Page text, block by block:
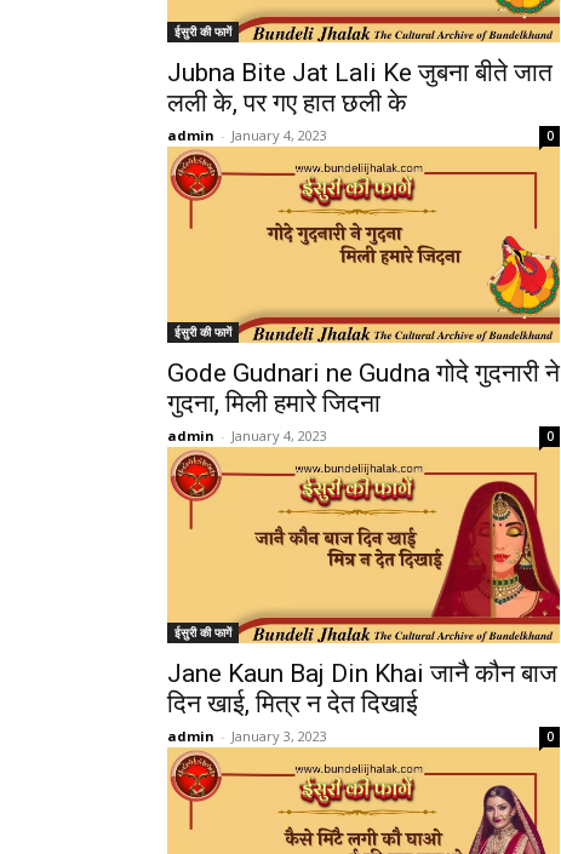
ईसुरी की फागें
Jubna Bite Jat Lali Ke जुबना बीते जात
लली के, पर गए हात छली के
admin - January 4, 2023 0
ईसुरी की फागें
Gode Gudnari ne Gudna गोदे गुदनारी ने
गुदना, मिली हमारे जिदना
admin - January 4, 2023 0
ईसुरी की फागें
Jane Kaun Baj Din Khai जानै कौन बाज
दिन खाई, मित्र न देत दिखाई
admin - January 3, 2023 0